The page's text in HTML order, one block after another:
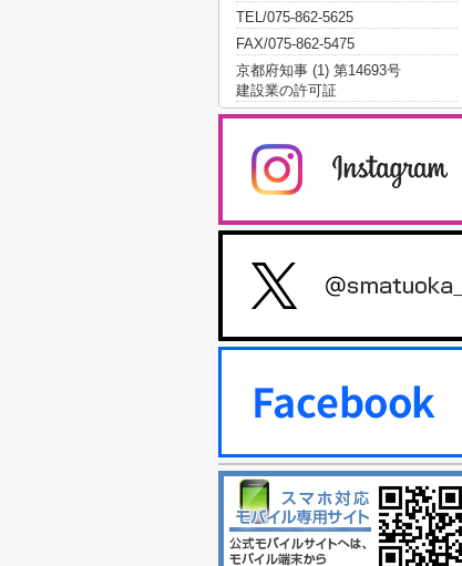
TEL/075-862-5625
FAX/075-862-5475
京都府知事 (1) 第14693号
建設業の許可証